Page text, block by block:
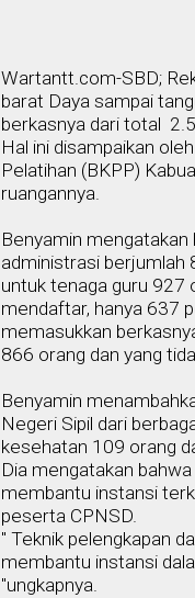
Wartantt.com-SBD;
barat Daya sampai
berkasnya dari total 2.
Hal ini disampaikan oleh
Pelatihan (BKPP)
ruangannya.
Benyamin
administrasi berjumlah
untuk tenaga guru 927
mendaftar, hanya 637
memasukkan
866 orang dan yang
Benyamin
Negeri Sipil dari
kesehatan 109 orang
Dia mengatakan
membantu instansi
peserta CPNSD.
" Teknik pelengkapan
membantu instansi
"ungkapnya.